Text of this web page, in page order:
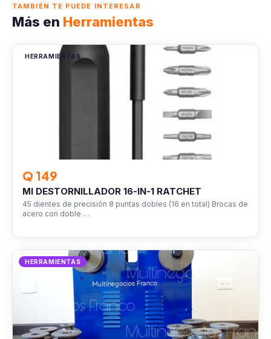
TAMBIÉN TE PUEDE INTERESAR
Más en Herramientas
HERRAMIENTAS
Q 149
MI DESTORNILLADOR 16-IN-1 RATCHET
45 dientes de precisión 8 puntas dobles (16 en total) Brocas de
acero con doble …
HERRAMIENTAS